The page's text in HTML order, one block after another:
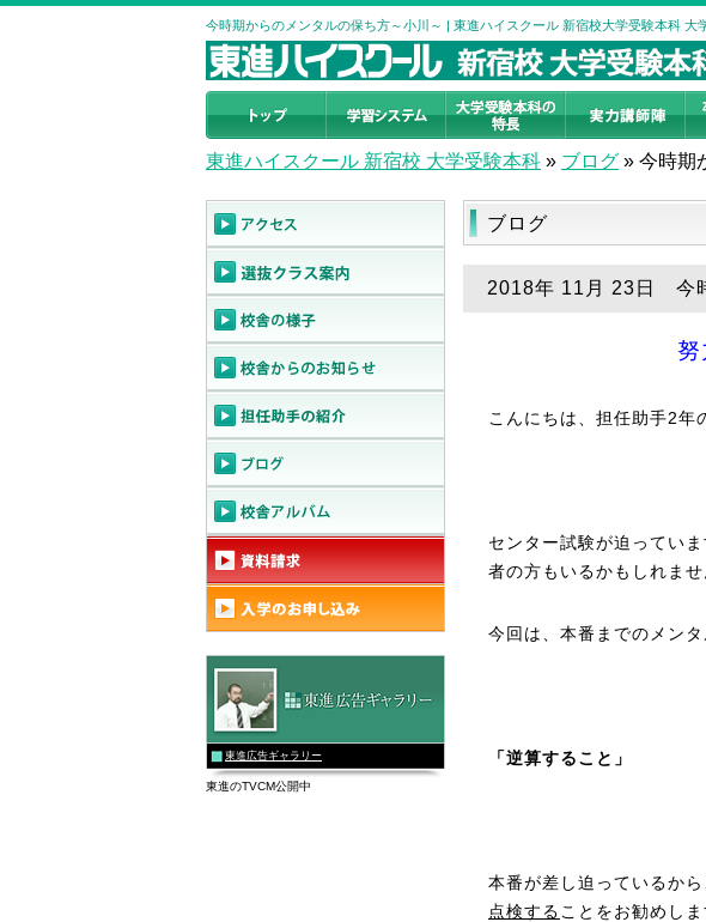
今時期からのメンタルの保ち方～小川～ | 東進ハイスクール 新宿校大学受験本科 大
東進ハイスクール 新宿校 大学受験本科 » ブログ » 今時期
ブログ
2018年 11月 23日 今
こんにちは、担任助手2年
センター試験が迫ってい
者の方もいるかもしれませ
今回は、本番までのメン
「逆算すること」
本番が差し迫っているから
点検する ことをお勧めしま
東進広告ギャラリー
東進のTVCM公開中